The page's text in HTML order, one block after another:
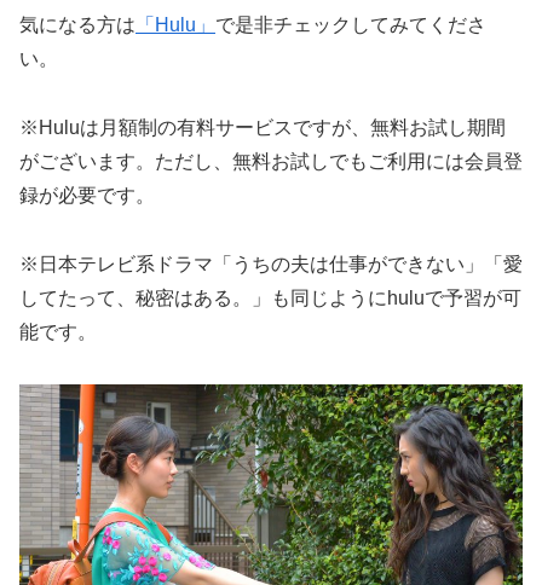
気になる方は 「Hulu」 で是非チェックしてみてくださ
い。
※Huluは月額制の有料サービスですが、無料お試し期間
がございます。ただし、無料お試しでもご利用には会員登
録が必要です。
※日本テレビ系ドラマ「うちの夫は仕事ができない」「愛
してたって、秘密はある。」も同じようにhuluで予習が可
能です。